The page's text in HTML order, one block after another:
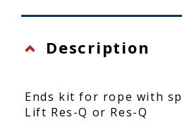
Description
Ends kit for rope with
Lift Res-Q or Res-Q